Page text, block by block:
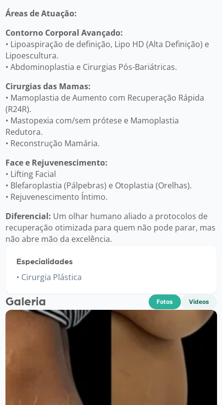
Áreas de Atuação:
Contorno Corporal Avançado:
• Lipoaspiração de definição, Lipo HD (Alta Definição) e
Lipoescultura.
• Abdominoplastia e Cirurgias Pós-Bariátricas.
Cirurgias das Mamas:
• Mamoplastia de Aumento com Recuperação Rápida
(R24R).
• Mastopexia com/sem prótese e Mamoplastia
Redutora.
• Reconstrução Mamária.
Face e Rejuvenescimento:
• Lifting Facial
• Blefaroplastia (Pálpebras) e Otoplastia (Orelhas).
• Rejuvenescimento Íntimo.
Diferencial: Um olhar humano aliado a protocolos de
recuperação otimizada para quem não pode parar, mas
não abre mão da excelência.
Especialidades
Cirurgia Plástica
Galeria Fotos Vídeos